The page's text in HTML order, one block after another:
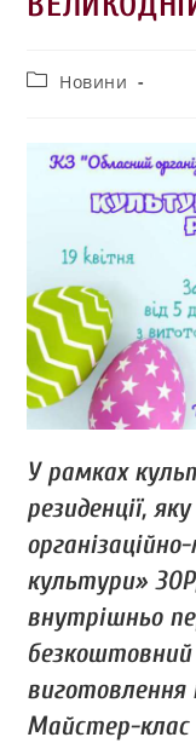
Новини
У рамках
резиденції,
культури»
внутрішньо
виготовлення
Майстер-клас